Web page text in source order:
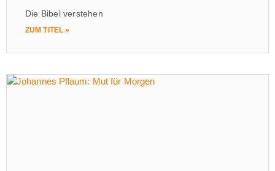
Die Bibel verstehen
ZUM TITEL »